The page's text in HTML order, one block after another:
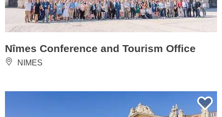
Nîmes Conference and Tourism Office
NIMES